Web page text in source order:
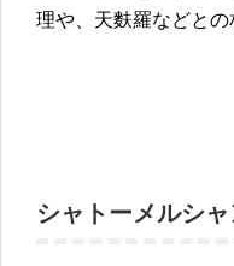
理や、天麩羅などとの
シャトーメルシ